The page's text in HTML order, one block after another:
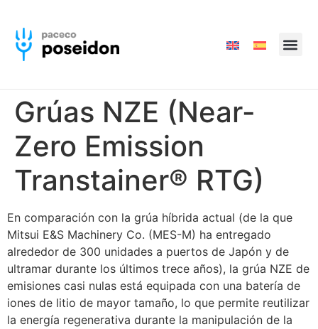
Grúas NZE (Near-
Zero Emission
Transtainer® RTG)
En comparación con la grúa híbrida actual (de la que
Mitsui E&S Machinery Co. (MES-M) ha entregado
alrededor de 300 unidades a puertos de Japón y de
ultramar durante los últimos trece años), la grúa NZE de
emisiones casi nulas está equipada con una batería de
iones de litio de mayor tamaño, lo que permite reutilizar
la energía regenerativa durante la manipulación de la